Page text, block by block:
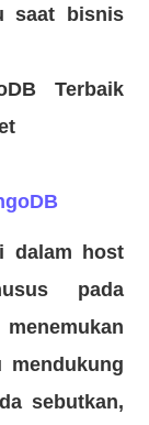
saat bisnis
Terbaik
dalam host
pada
mendukung
sebutkan,